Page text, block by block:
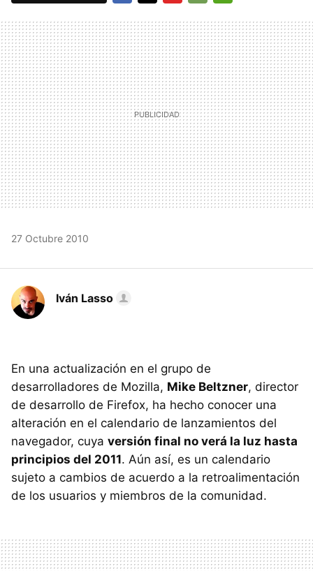
MAIL
27 Octubre 2010
Iván Lasso
En una actualización en el grupo de
desarrolladores de Mozilla, Mike Beltzner, director
de desarrollo de Firefox, ha hecho conocer una
alteración en el calendario de lanzamientos del
navegador, cuya versión final no verá la luz hasta
principios del 2011. Aún así, es un calendario
sujeto a cambios de acuerdo a la retroalimentación
de los usuarios y miembros de la comunidad.